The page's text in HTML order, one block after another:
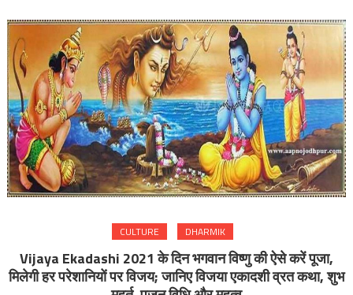
CULTURE DHARMIK
Vijaya Ekadashi 2021 के दिन भगवान विष्णु की ऐसे करें पूजा,
मिलेगी हर परेशानियों पर विजय; जानिए विजया एकादशी व्रत कथा, शुभ